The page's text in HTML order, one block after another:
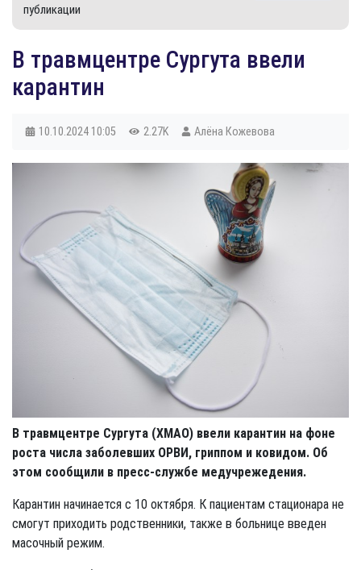
публикации
В травмцентре Сургута ввели
карантин
10.10.2024 10:05 2.27K Алёна Кожевова
В травмцентре Сургута (ХМАО) ввели карантин на фоне
роста числа заболевших ОРВИ, гриппом и ковидом. Об
этом сообщили в пресс-службе медучрежедения.
Карантин начинается с 10 октября. К пациентам стационара не
смогут приходить родственники, также в больнице введен
масочный режим.